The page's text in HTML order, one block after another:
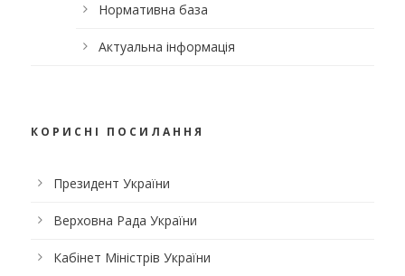
Нормативна база
Актуальна інформація
КОРИСНІ ПОСИЛАННЯ
Президент України
Верховна Рада України
Кабінет Міністрів України